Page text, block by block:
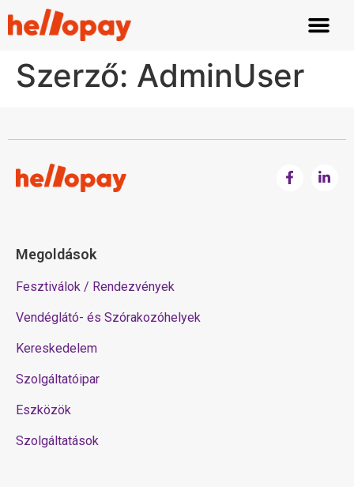
Szerző: AdminUser
Megoldások
Fesztiválok / Rendezvények
Vendéglátó- és Szórakozóhelyek
Kereskedelem
Szolgáltatóipar
Eszközök
Szolgáltatások